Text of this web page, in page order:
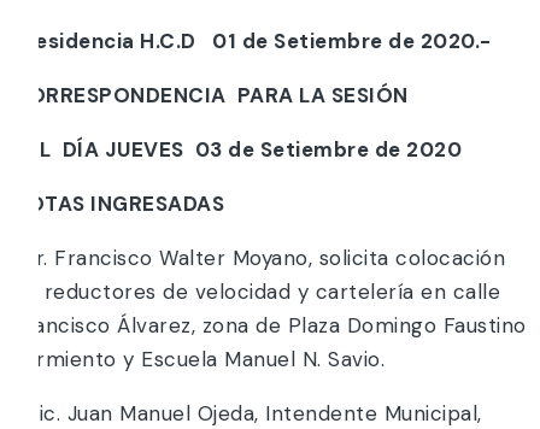
Presidencia H.C.D 01 de Setiembre de 2020.-
CORRESPONDENCIA PARA LA SESIÓN
DEL DÍA JUEVES 03 de Setiembre de 2020
NOTAS INGRESADAS
1.Sr. Francisco Walter Moyano, solicita colocación
de reductores de velocidad y cartelería en calle
Francisco Álvarez, zona de Plaza Domingo Faustino
Sarmiento y Escuela Manuel N. Savio.
2.Lic. Juan Manuel Ojeda, Intendente Municipal,